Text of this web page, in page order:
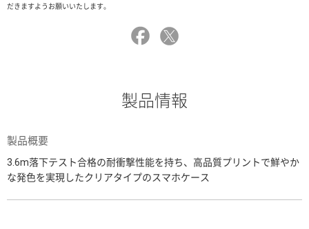
だきますようお願いいたします。
製品情報
製品概要
3.6m落下テスト合格の耐衝撃性能を持ち、高品質プリントで鮮やか
な発色を実現したクリアタイプのスマホケース